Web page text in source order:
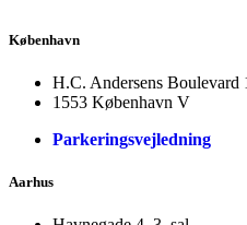
København
H.C. Andersens Boulevard
1553 København V
Parkeringsvejledning
Aarhus